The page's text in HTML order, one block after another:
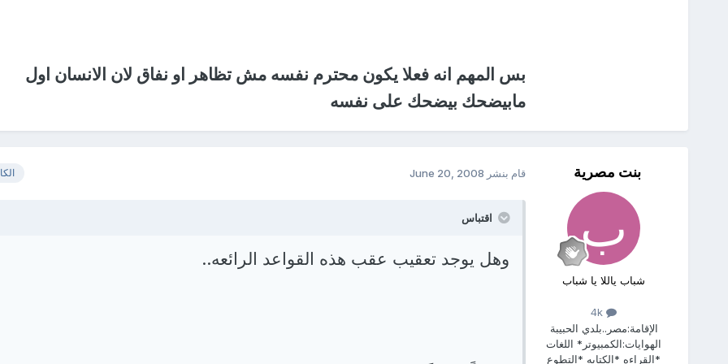
بس المهم انه فعلا يكون محترم نفسه مش تظاهر او نفاق لان الانسان اول
مابيضحك بيضحك على نفسه
بنت مصرية
شباب ياللا يا شباب
4k
الإقامة:مصر..بلدي الحبيبة
الهوايات:الكمبيوتر* اللغات
*القراءه *الكتابه *التطوع
قام بنشر June 20, 2008
اقتباس
وهل يوجد تعقيب عقب هذه القواعد الرائعه..